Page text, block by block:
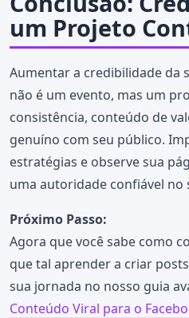
um Projeto
Aumentar a credibilidade da
não é um evento, mas um
consistência, conteúdo de
genuíno com seu público.
estratégias e observe sua
uma autoridade confiável no
Próximo Passo:
Agora que você sabe como
que tal aprender a criar
sua jornada no nosso guia
Conteúdo Viral para o